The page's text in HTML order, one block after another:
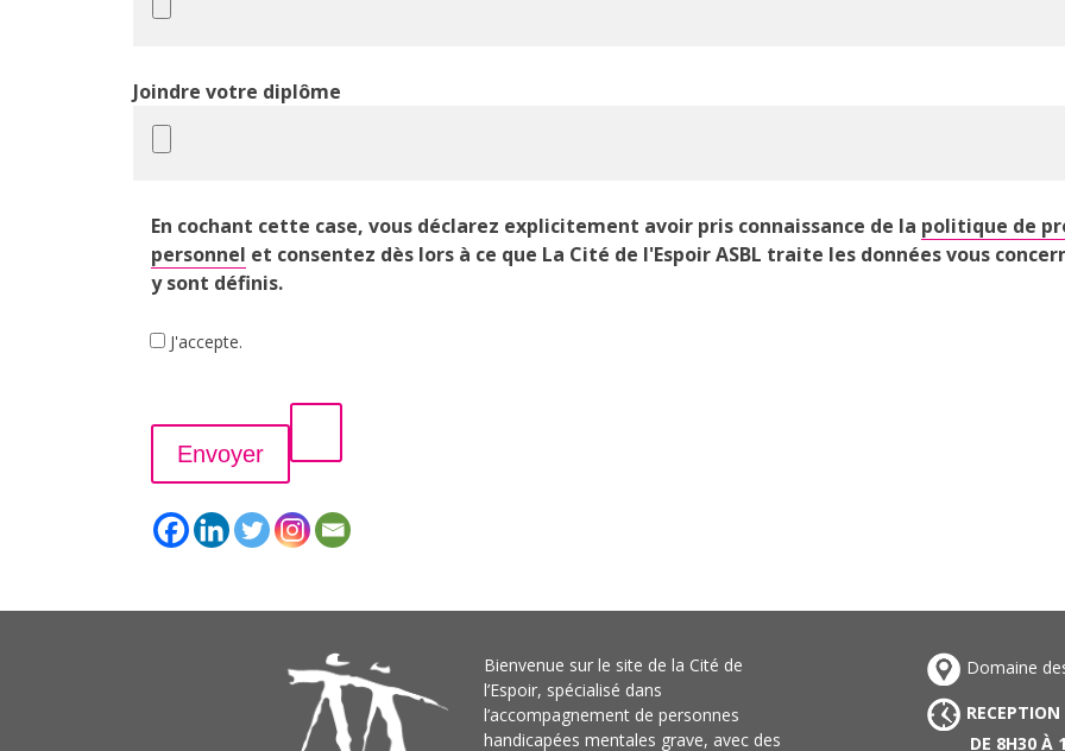
Joindre votre diplôme
En cochant cette case, vous déclarez explicitement avoir pris connaissance de la politique de
personnel et consentez dès lors à ce que La Cité de l'Espoir ASBL traite les données vous
y sont définis.
J'accepte.
Bienvenue sur le site de la Cité de
l’Espoir, spécialisé dans
l’accompagnement de personnes
handicapées mentales grave, avec des
Domaine
DE 8H30 À